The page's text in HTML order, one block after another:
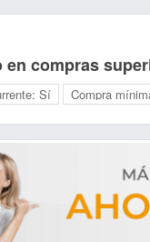
compras
Sí Compra